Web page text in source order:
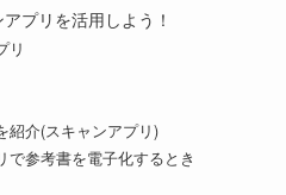
プリを活用しよう！
リ
紹介(スキャンアプリ)
で参考書を電子化するとき